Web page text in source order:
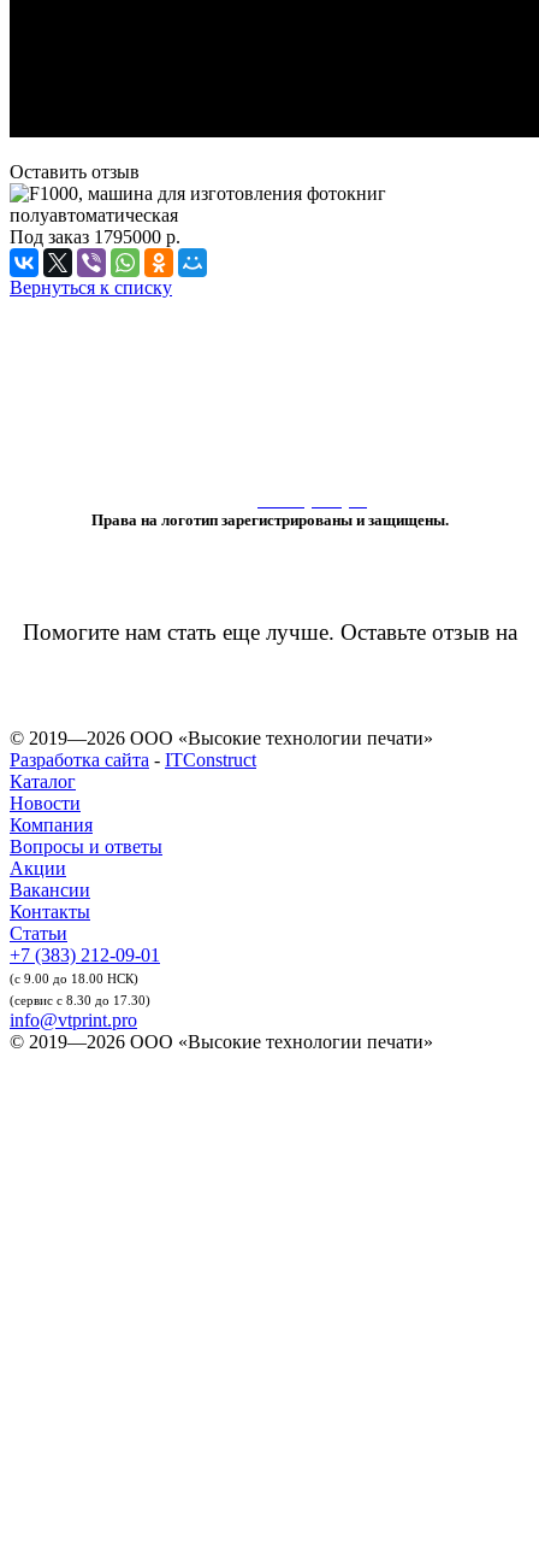
Оставить отзыв
Под заказ 1795000 р.
Вернуться к списку
Права на логотип зарегистрированы и защищены.
Помогите нам стать еще лучше. Оставьте отзыв на
© 2019—2026 ООО «Высокие технологии печати»
Разработка сайта - ITConstruct
Каталог
Новости
Компания
Вопросы и ответы
Акции
Вакансии
Контакты
Статьи
+7 (383) 212-09-01
(с 9.00 до 18.00 НСК)
(сервис с 8.30 до 17.30)
info@vtprint.pro
© 2019—2026 ООО «Высокие технологии печати»